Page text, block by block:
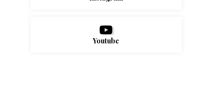
Youtube